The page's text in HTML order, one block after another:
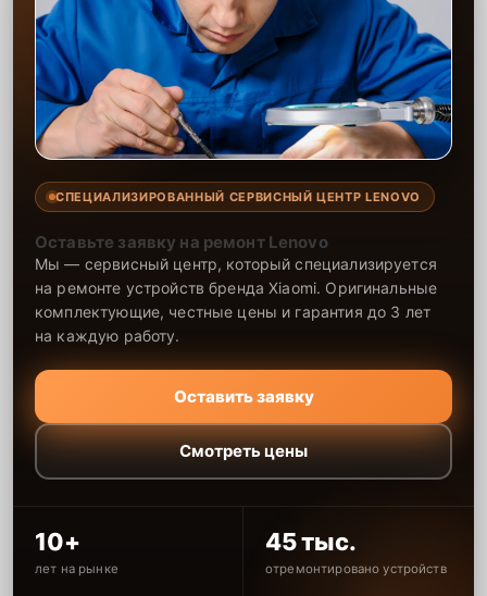
СПЕЦИАЛИЗИРОВАННЫЙ СЕРВИСНЫЙ ЦЕНТР LENOVO
Оставьте заявку на ремонт Lenovo
Мы — сервисный центр, который специализируется
на ремонте устройств бренда Xiaomi. Оригинальные
комплектующие, честные цены и гарантия до 3 лет
на каждую работу.
Оставить заявку
Смотреть цены
10+
лет на рынке
45 тыс.
отремонтировано устройств